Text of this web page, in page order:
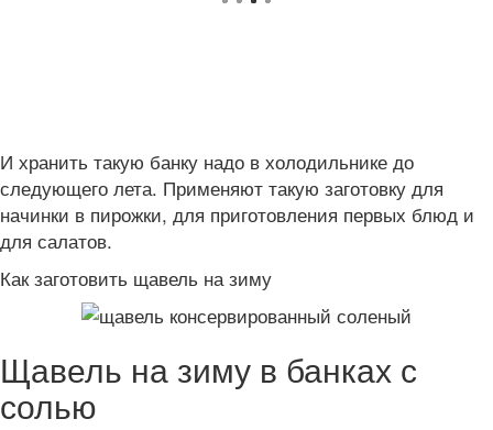
И хранить такую банку надо в холодильнике до
следующего лета. Применяют такую заготовку для
начинки в пирожки, для приготовления первых блюд и
для салатов.
Как заготовить щавель на зиму
Щавель на зиму в банках с
солью